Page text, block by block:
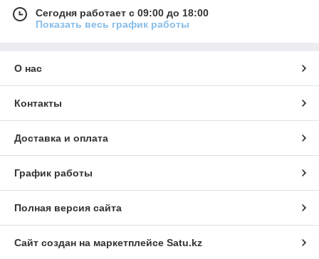
Сегодня работает с 09:00 до 18:00
Показать весь график работы
О нас
Контакты
Доставка и оплата
График работы
Полная версия сайта
Сайт создан на маркетплейсе Satu.kz